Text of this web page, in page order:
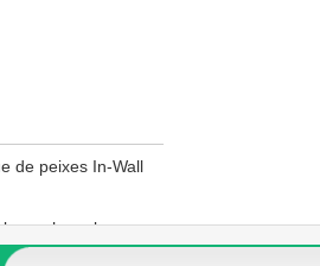
de peixes In-Wall
solas com cola